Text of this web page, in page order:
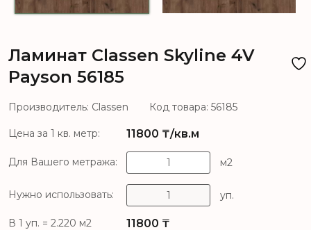
Ламинат Classen Skyline 4V
Payson 56185
Производитель: Classen Код товара: 56185
Цена за 1 кв. метр: 11800 ₸/кв.м
Для Вашего метража: м2
Нужно использовать: уп.
В 1 уп. = 2.220 м2 11800 ₸